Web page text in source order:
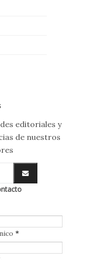
editoriales y
de nuestros
*